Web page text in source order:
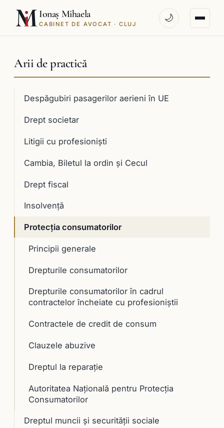
Ionaș Mihaela
CABINET DE AVOCAT · CLUJ
🌙
Arii de practică
Despăgubiri pasagerilor aerieni în UE
Drept societar
Litigii cu profesioniști
Cambia, Biletul la ordin și Cecul
Drept fiscal
Insolvență
Protecția consumatorilor
Principii generale
Drepturile consumatorilor
Drepturile consumatorilor în cadrul
contractelor încheiate cu profesioniştii
Contractele de credit de consum
Clauzele abuzive
Dreptul la reparaţie
Autoritatea Naţională pentru Protecţia
Consumatorilor
Dreptul muncii și securității sociale